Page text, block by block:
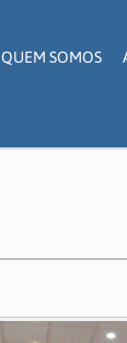
QUEM SOMOS